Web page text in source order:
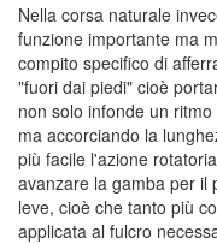
Nella corsa naturale
funzione importante ma
compito specifico di
"fuori dai piedi" cioè
non solo infonde un
ma accorciando la
più facile l'azione
avanzare la gamba per il
leve, cioè che tanto più
applicata al fulcro